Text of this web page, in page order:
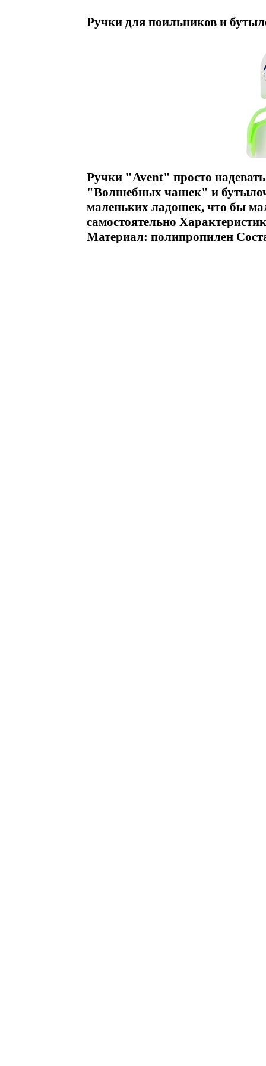
Ручки для поильников и
Ручки "Avent" просто
"Волшебных чашек" и
маленьких ладошек, что бы
самостоятельно
Материал: полипропилен